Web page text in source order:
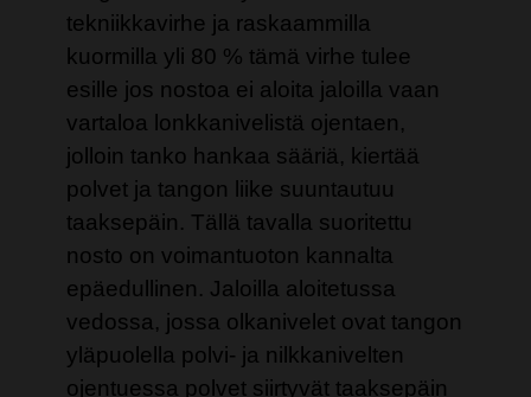
tekniikkavirhe ja raskaammilla
kuormilla yli 80 % tämä virhe tulee
esille jos nostoa ei aloita jaloilla vaan
vartaloa lonkkanivelistä ojentaen,
jolloin tanko hankaa sääriä, kiertää
polvet ja tangon liike suuntautuu
taaksepäin. Tällä tavalla suoritettu
nosto on voimantuoton kannalta
epäedullinen. Jaloilla aloitetussa
vedossa, jossa olkanivelet ovat tangon
yläpuolella polvi- ja nilkkanivelten
ojentuessa polvet siirtyvät taaksepäin